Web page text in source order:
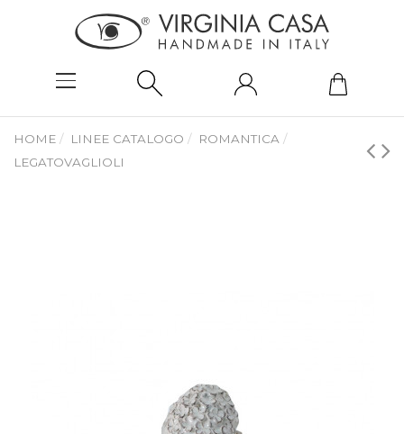
HOME LINEE CATALOGO
ROMANTICA
LEGATOVAGLIOLI